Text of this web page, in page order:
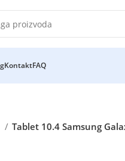
KontaktFAQ
Tablet 10.4 Samsung